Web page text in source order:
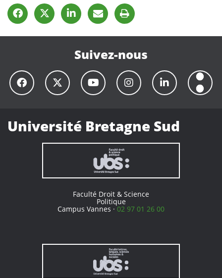
Suivez-nous
Université Bretagne Sud
Faculté Droit & Science
Politique
Campus Vannes ·02 97 01 26 00